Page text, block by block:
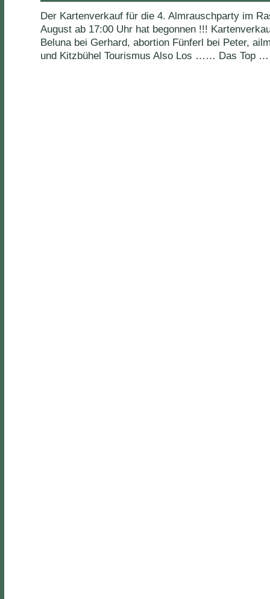
Der Kartenverkauf für die 4. Almrauschparty im
August ab 17:00 Uhr hat begonnen !!!
Beluna bei Gerhard, abortion Fünferl bei Peter,
und Kitzbühel Tourismus Also Los …… Das Top